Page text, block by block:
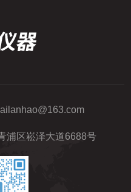
浦区崧泽大道6688号